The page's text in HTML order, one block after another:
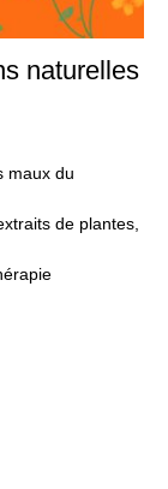
naturelles
maux du
de plantes,